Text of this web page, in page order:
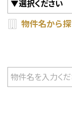
【入居を希望の
会社概要
物件名から